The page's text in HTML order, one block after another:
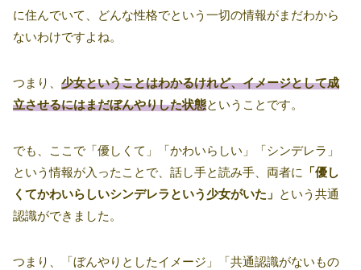
に住んでいて、どんな性格でという一切の情報がまだわから
ないわけですよね。
つまり、 少女ということはわかるけれど、イメージとして成
立させるにはまだぼんやりした状態ということです。
でも、ここで「優しくて」「かわいらしい」「シンデレラ」
という情報が入ったことで、話し手と読み手、両者に
「優し
くてかわいらしいシンデレラという少女がいた」 という共通
認識ができました。
つまり、「ぼんやりとしたイメージ」「共通認識がないもの